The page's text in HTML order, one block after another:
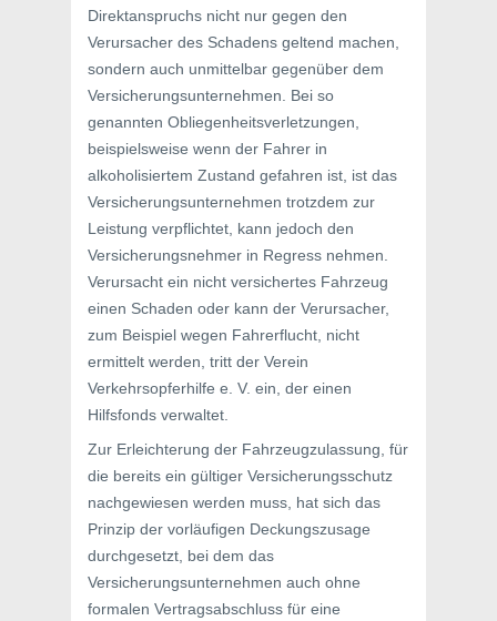
Direktanspruchs nicht nur gegen den
Verursacher des Schadens geltend machen,
sondern auch unmittelbar gegenüber dem
Versicherungsunternehmen. Bei so
genannten Obliegenheitsverletzungen,
beispielsweise wenn der Fahrer in
alkoholisiertem Zustand gefahren ist, ist das
Versicherungsunternehmen trotzdem zur
Leistung verpflichtet, kann jedoch den
Versicherungsnehmer in Regress nehmen.
Verursacht ein nicht versichertes Fahrzeug
einen Schaden oder kann der Verursacher,
zum Beispiel wegen Fahrerflucht, nicht
ermittelt werden, tritt der Verein
Verkehrsopferhilfe e. V. ein, der einen
Hilfsfonds verwaltet.
Zur Erleichterung der Fahrzeugzulassung, für
die bereits ein gültiger Versicherungsschutz
nachgewiesen werden muss, hat sich das
Prinzip der vorläufigen Deckungszusage
durchgesetzt, bei dem das
Versicherungsunternehmen auch ohne
formalen Vertragsabschluss für eine